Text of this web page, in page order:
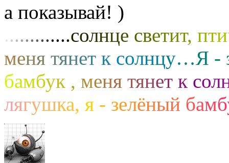
а показывай! )
............солнце светит, пти
меня тянет к солнцу…Я -
бамбук , меня тянет к сол
лягушка, я - зелёный бамб